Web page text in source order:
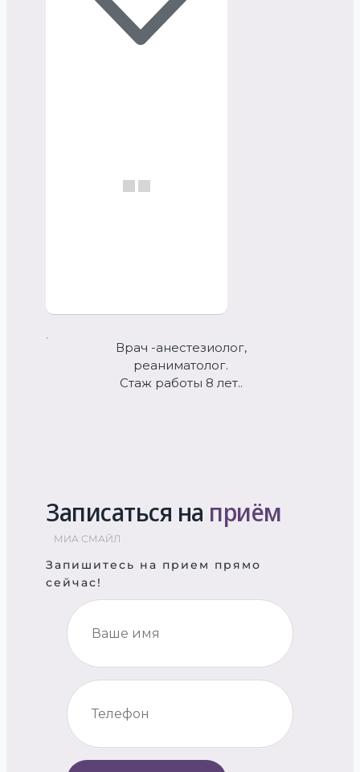
Врач -анестезиолог,
реаниматолог.
Стаж работы 8 лет..
Записаться на приём
МИА СМАЙЛ
Запишитесь на прием прямо
сейчас!